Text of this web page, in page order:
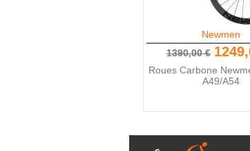
Newmen
1390,00 €
Roues Carbone
A49/A54